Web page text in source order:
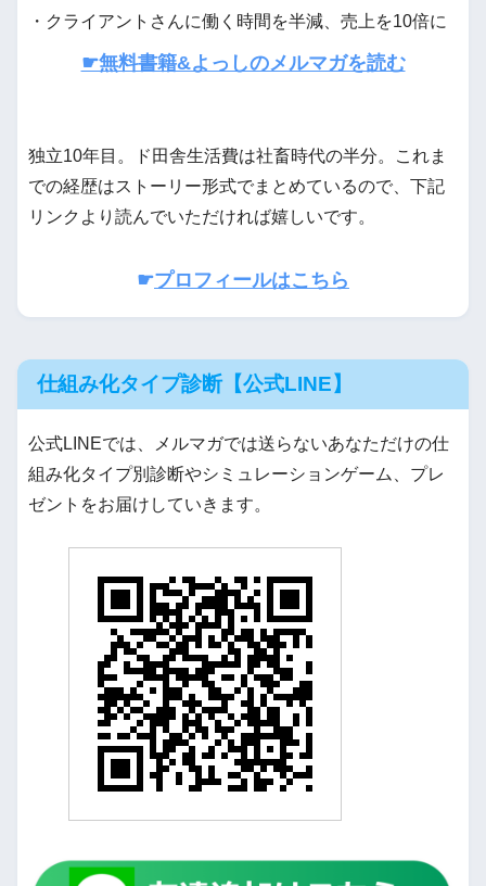
・クライアントさんに働く時間を半減、売上を10倍に
☛無料書籍&よっしのメルマガを読む
独立10年目。ド田舎生活費は社畜時代の半分。これま
での経歴はストーリー形式でまとめているので、下記
リンクより読んでいただければ嬉しいです。
☛プロフィールはこちら
仕組み化タイプ診断【公式LINE】
公式LINEでは、メルマガでは送らないあなただけの仕
組み化タイプ別診断やシミュレーションゲーム、プレ
ゼントをお届けしていきます。